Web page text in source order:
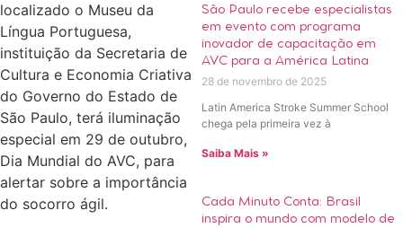
localizado o Museu da
Língua Portuguesa,
instituição da Secretaria de
Cultura e Economia Criativa
do Governo do Estado de
São Paulo, terá iluminação
especial em 29 de outubro,
Dia Mundial do AVC, para
alertar sobre a importância
do socorro ágil.
São Paulo recebe especialistas
em evento com programa
inovador de capacitação em
AVC para a América Latina
28 de novembro de 2025
Latin America Stroke Summer School
chega pela primeira vez à
Saiba Mais »
Cada Minuto Conta: Brasil
inspira o mundo com modelo de